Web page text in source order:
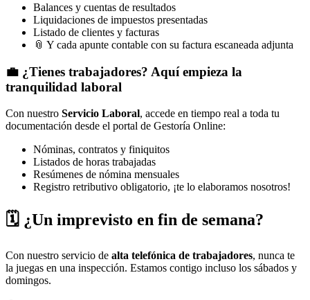
Balances y cuentas de resultados
Liquidaciones de impuestos presentadas
Listado de clientes y facturas
📎 Y cada apunte contable con su factura escaneada adjunta
💼 ¿Tienes trabajadores? Aquí empieza la
tranquilidad laboral
Con nuestro Servicio Laboral, accede en tiempo real a toda tu
documentación desde el portal de Gestoría Online:
Nóminas, contratos y finiquitos
Listados de horas trabajadas
Resúmenes de nómina mensuales
Registro retributivo obligatorio, ¡te lo elaboramos nosotros!
🗓️ ¿Un imprevisto en fin de semana?
Con nuestro servicio de alta telefónica de trabajadores, nunca te
la juegas en una inspección. Estamos contigo incluso los sábados y
domingos.